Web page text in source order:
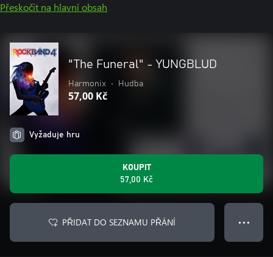
Přeskočit na hlavní obsah
"The Funeral" - YUNGBLUD
Harmonix • Hudba
57,00 Kč
Vyžaduje hru
KOUPIT
57,00 Kč
PŘIDAT DO SEZNAMU PŘÁNÍ ● ● ●